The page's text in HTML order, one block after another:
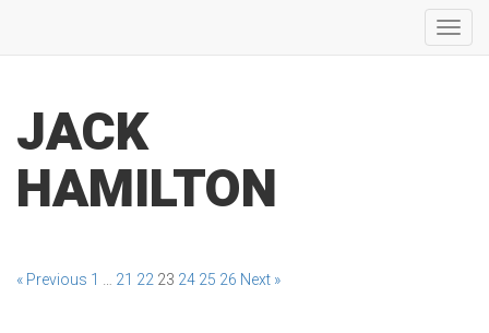
JACK
HAMILTON
« Previous 1 21 22 23 24 25 26 Next »